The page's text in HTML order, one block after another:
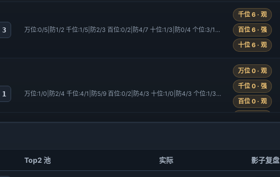
3 万位:0/5|防1/2 千位:1/5|防2/3 百位:0/2|防4/7 十位:1/3|防0/4 个位:3/1|防2/4
千位 6 · 观
百位 6 · 强
十位 6 · 观
1 万位:1/0|防2/4 千位:4/1|防5/9 百位:0/2|防4/3 十位:1/0|防4/3 个位:1/3|防4/0
万位 0 · 观
千位 0 · 强
百位 0 · 观
百位 0 · 强
十位 0 · 强
Top2 池 实际 影子复盘